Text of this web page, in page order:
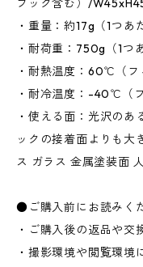
フック含む）/
・重量：約17g（1つあ
・耐荷重：750g（1つ
・耐熱温度：60℃（フ
・耐冷温度：-40℃（
・使える面：光沢のあ
ックの接着面よりも大
ス ガラス 金属塗装面
●ご購入前にお読みく
・ご購入後の返品や交
・撮影環境や閲覧環